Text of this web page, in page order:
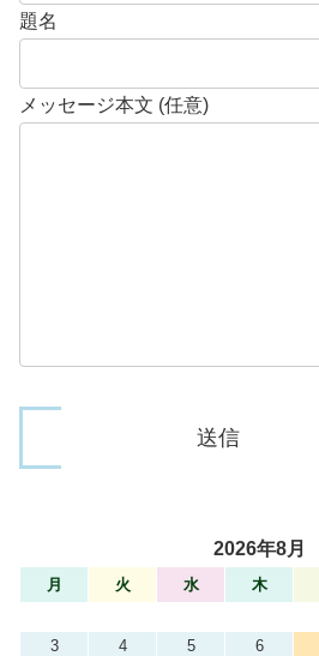
題名
メッセージ本文 (任意)
2026年8月
月 火 水 木
3
4 5 6